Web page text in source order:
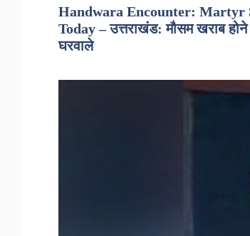
Handwara Encounter: Martyr
Today – उत्तराखंड: मौसम खराब
घरवाले